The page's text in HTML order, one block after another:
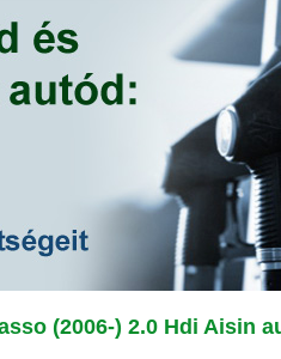
(2006-) 2.0 Hdi Aisin